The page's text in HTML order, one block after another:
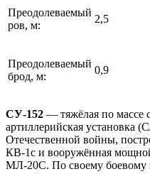
Преодолеваемый
ров, м:
2,5
Преодолеваемый
брод, м:
0,9
СУ-152 — тяжёлая по массе
артиллерийская установка
Отечественной войны,
КВ-1с и вооружённая
МЛ-20С. По своему боевому